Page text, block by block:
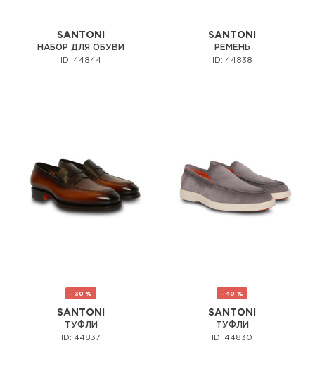
SANTONI
НАБОР ДЛЯ ОБУВИ
ID: 44844
SANTONI
РЕМЕНЬ
ID: 44838
- 30 %
SANTONI
ТУФЛИ
ID: 44837
- 40 %
SANTONI
ТУФЛИ
ID: 44830